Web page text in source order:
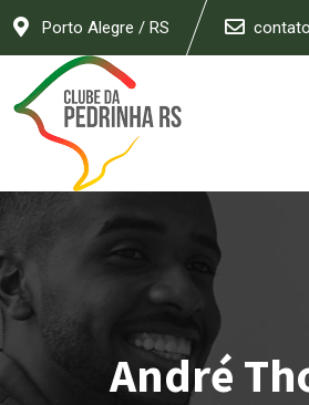
Skip
content
Porto Alegre / RS
André